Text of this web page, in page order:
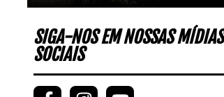
SIGA-NOS EM NOSSAS MÍDIAS
SOCIAIS